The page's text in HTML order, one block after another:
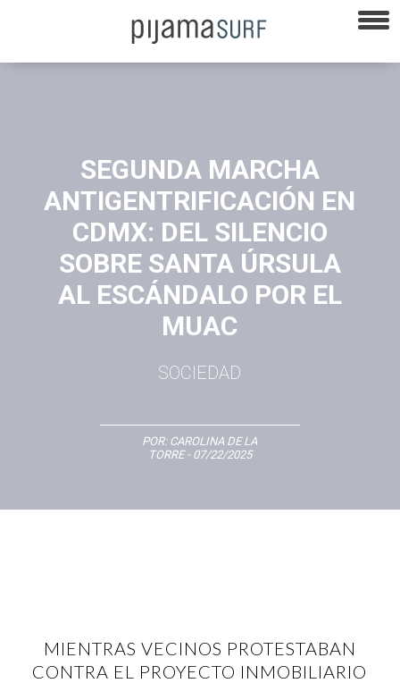
SEGUNDA MARCHA
ANTIGENTRIFICACIÓN EN
CDMX: DEL SILENCIO
SOBRE SANTA ÚRSULA
AL ESCÁNDALO POR EL
MUAC
SOCIEDAD
POR: CAROLINA DE LA
TORRE- 07/22/2025
MIENTRAS VECINOS PROTESTABAN
CONTRA EL PROYECTO INMOBILIARIO